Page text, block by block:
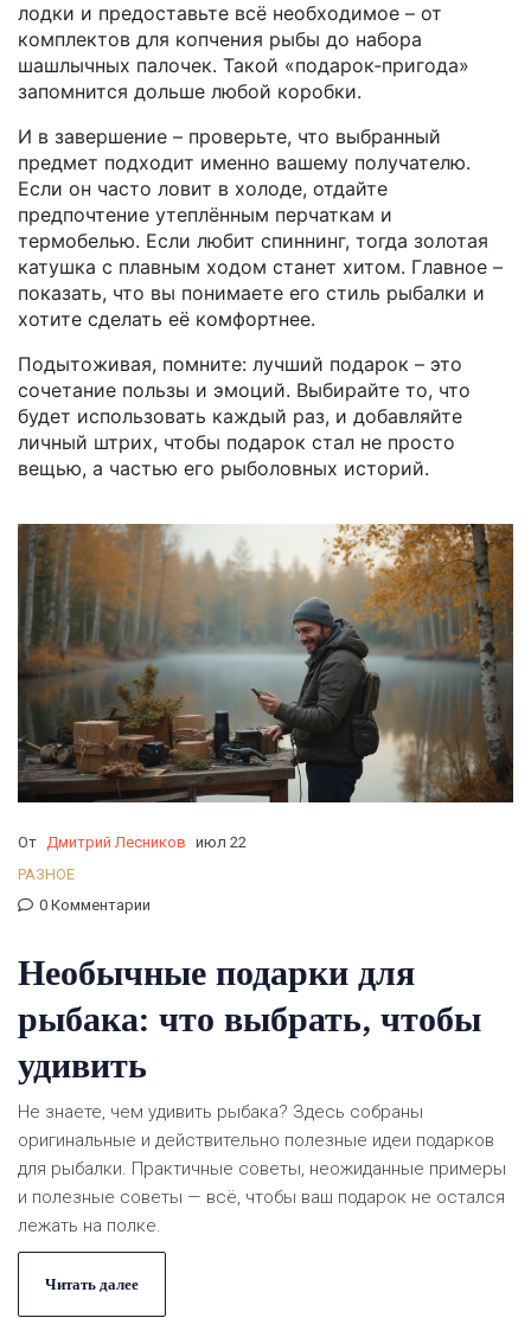
лодки и предоставьте всё необходимое – от
комплектов для копчения рыбы до набора
шашлычных палочек. Такой «подарок‑пригода»
запомнится дольше любой коробки.
И в завершение – проверьте, что выбранный
предмет подходит именно вашему получателю.
Если он часто ловит в холоде, отдайте
предпочтение утеплённым перчаткам и
термобелью. Если любит спиннинг, тогда золотая
катушка с плавным ходом станет хитом. Главное –
показать, что вы понимаете его стиль рыбалки и
хотите сделать её комфортнее.
Подытоживая, помните: лучший подарок – это
сочетание пользы и эмоций. Выбирайте то, что
будет использовать каждый раз, и добавляйте
личный штрих, чтобы подарок стал не просто
вещью, а частью его рыболовных историй.
От Дмитрий Лесников июл 22
РАЗНОЕ
0 Комментарии
Необычные подарки для
рыбака: что выбрать, чтобы
удивить
Не знаете, чем удивить рыбака? Здесь собраны
оригинальные и действительно полезные идеи подарков
для рыбалки. Практичные советы, неожиданные примеры
и полезные советы — всё, чтобы ваш подарок не остался
лежать на полке.
Читать далее